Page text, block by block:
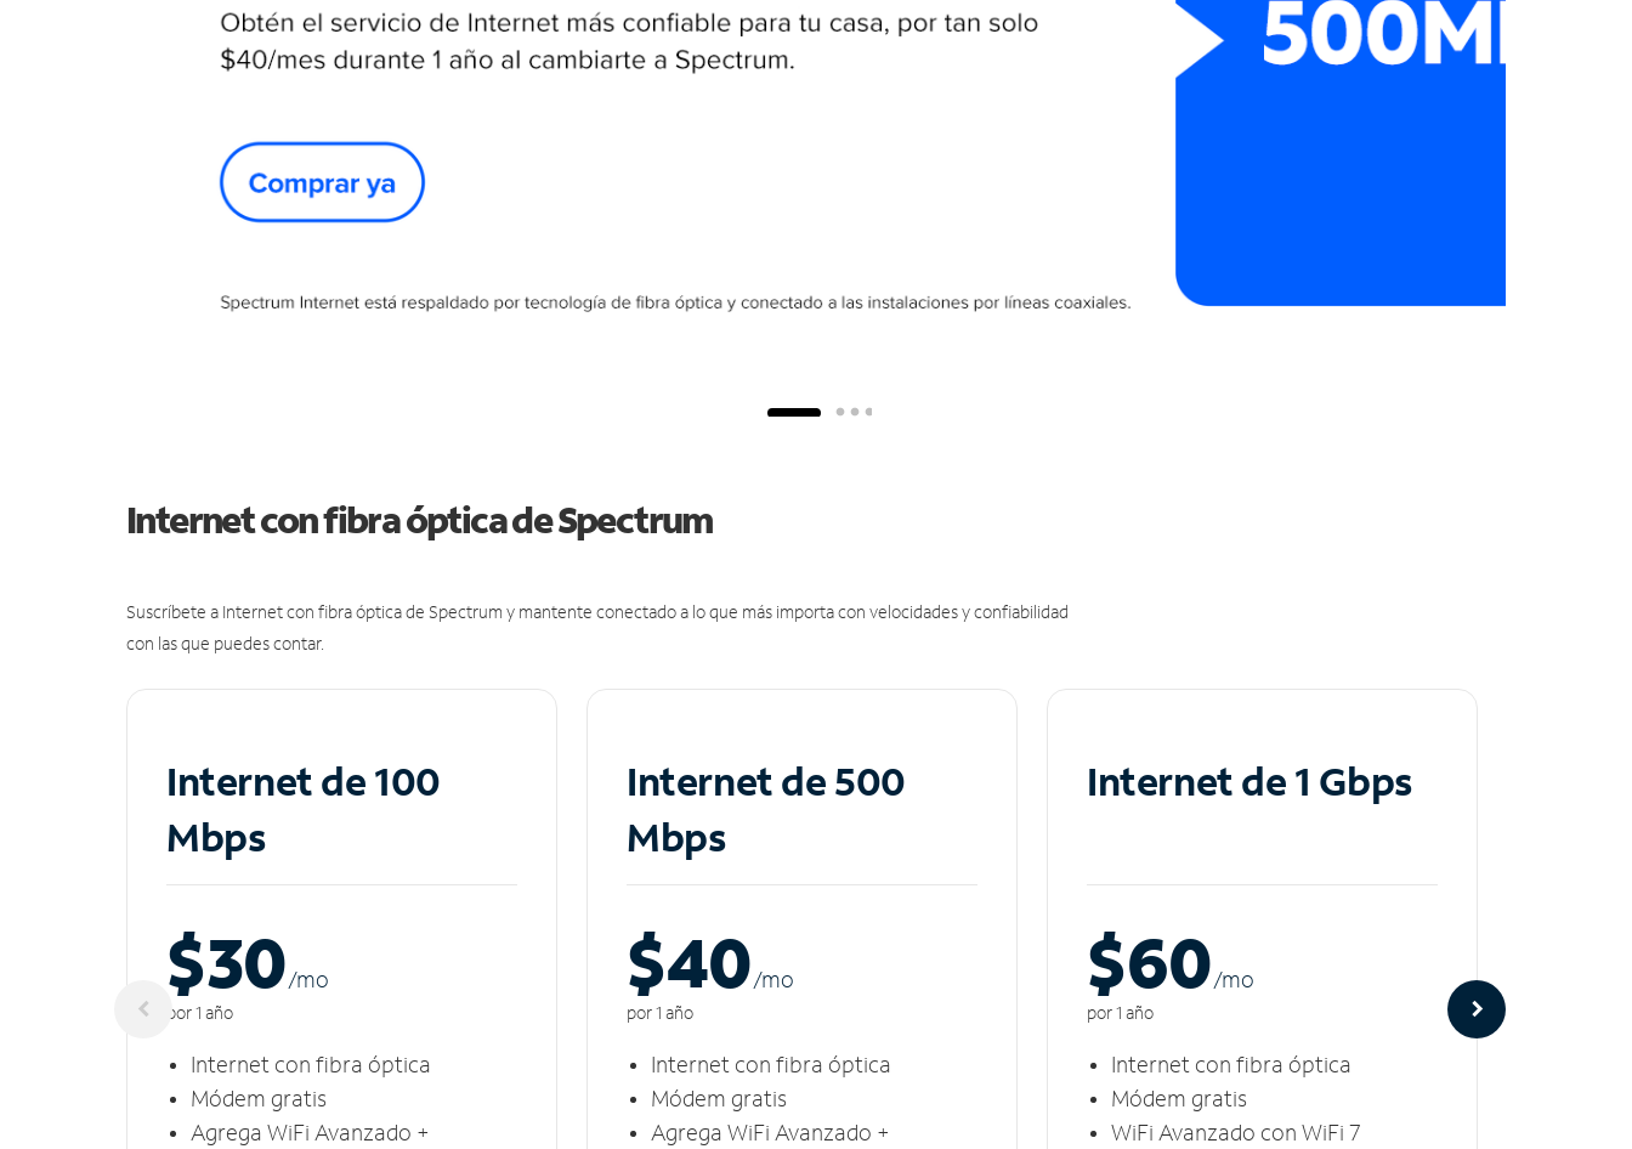
Internet con fibra óptica de Spectrum
Suscríbete a Internet con fibra óptica de Spectrum y mantente conectado a lo que más importa con velocidades y confiabilidad
con las que puedes contar.
Internet de 100
Mbps
$30/mo
por 1 año
Internet con fibra óptica
Módem gratis
Agrega WiFi Avanzado +
Internet de 500
Mbps
$40/mo
por 1 año
Internet con fibra óptica
Módem gratis
Agrega WiFi Avanzado +
Internet de 1 Gbps
$60/mo
por 1 año
Internet con fibra óptica
Módem gratis
WiFi Avanzado con WiFi 7